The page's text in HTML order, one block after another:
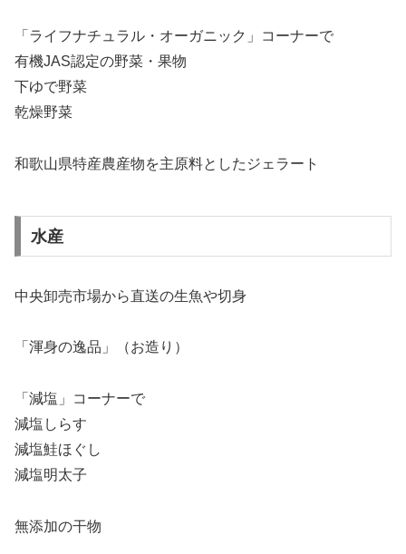
「ライフナチュラル・オーガニック」コーナーで
有機JAS認定の野菜・果物
下ゆで野菜
乾燥野菜
和歌山県特産農産物を主原料としたジェラート
水産
中央卸売市場から直送の生魚や切身
「渾身の逸品」（お造り）
「減塩」コーナーで
減塩しらす
減塩鮭ほぐし
減塩明太子
無添加の干物